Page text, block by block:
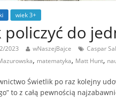
wiek 3+
policzyć do
2023 wNaszejBajce Caspar
, matematyka, Matt Hunt,
Świetlik po raz kolejny
to z całą pewnością